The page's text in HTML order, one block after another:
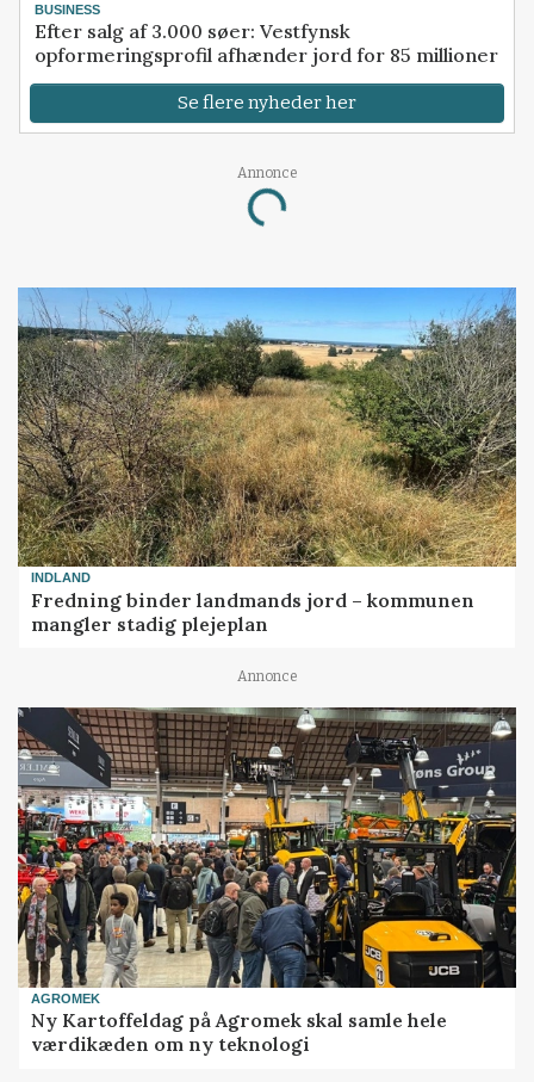
BUSINESS
Efter salg af 3.000 søer: Vestfynsk
opformeringsprofil afhænder jord for 85 millioner
Se flere nyheder her
Annonce
Loading...
INDLAND
Fredning binder landmands jord – kommunen
mangler stadig plejeplan
Annonce
AGROMEK
Ny Kartoffeldag på Agromek skal samle hele
værdikæden om ny teknologi